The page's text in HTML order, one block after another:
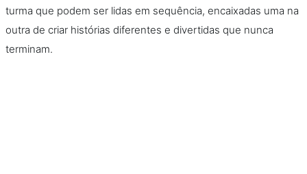
turma que podem ser lidas em sequência, encaixadas uma na
outra de criar histórias diferentes e divertidas que nunca
terminam.